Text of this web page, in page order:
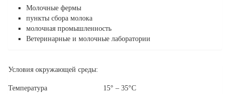
Молочные фермы
пункты сбора молока
молочная промышленность
Ветеринарные и молочные лаборатории
Условия окружающей среды:
Температура
15° – 35°C